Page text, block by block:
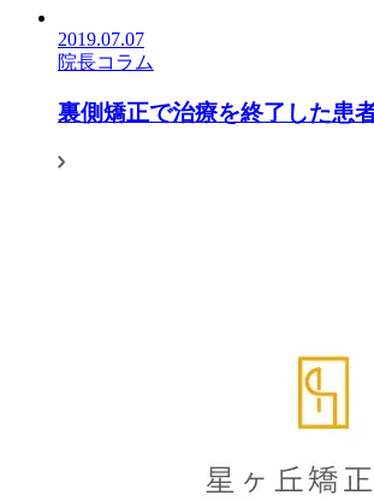
2019.07.07
院長コラム
裏側矯正で治療を終了した患